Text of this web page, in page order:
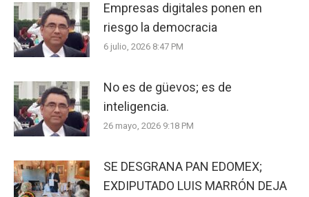
Empresas digitales ponen en
riesgo la democracia
6 julio, 2026 8:47 PM
No es de güevos; es de
inteligencia.
26 mayo, 2026 9:18 PM
SE DESGRANA PAN EDOMEX;
EXDIPUTADO LUIS MARRÓN DEJA